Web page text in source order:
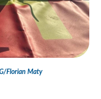
Florian Maty